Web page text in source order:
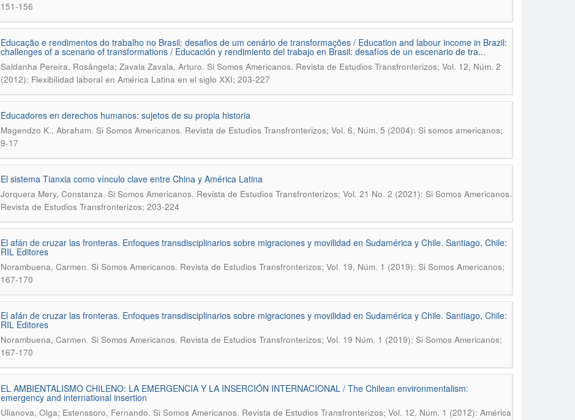
151-156
Educação e rendimentos do trabalho no Brasil: desafios de um cenário de transformações / Education and labour income in Brazil:
challenges of a scenario of transformations / Educación y rendimiento del trabajo en Brasil: desafíos de un escenario de tra...
Saldanha Pereira, Rosângela; Zavala Zavala, Arturo. Si Somos Americanos. Revista de Estudios Transfronterizos; Vol. 12, Núm. 2
(2012): Flexibilidad laboral en América Latina en el siglo XXI; 203-227
Educadores en derechos humanos: sujetos de su propia historia
Magendzo K., Abraham. Si Somos Americanos. Revista de Estudios Transfronterizos; Vol. 6, Núm. 5 (2004): Si somos americanos;
9-17
El sistema Tianxia como vínculo clave entre China y América Latina
Jorquera Mery, Constanza. Si Somos Americanos. Revista de Estudios Transfronterizos; Vol. 21 No. 2 (2021): Si Somos Americanos.
Revista de Estudios Transfronterizos; 203-224
El afán de cruzar las fronteras. Enfoques transdisciplinarios sobre migraciones y movilidad en Sudamérica y Chile. Santiago, Chile:
RIL Editores
Norambuena, Carmen. Si Somos Americanos. Revista de Estudios Transfronterizos; Vol. 19, Núm. 1 (2019): Si Somos Americanos;
167-170
El afán de cruzar las fronteras. Enfoques transdisciplinarios sobre migraciones y movilidad en Sudamérica y Chile. Santiago, Chile:
RIL Editores
Norambuena, Carmen. Si Somos Americanos. Revista de Estudios Transfronterizos; Vol. 19 Núm. 1 (2019): Si Somos Americanos;
167-170
EL AMBIENTALISMO CHILENO: LA EMERGENCIA Y LA INSERCIÓN INTERNACIONAL / The Chilean environmentalism:
emergency and international insertion
Ulianova, Olga; Estenssoro, Fernando. Si Somos Americanos. Revista de Estudios Transfronterizos; Vol. 12, Núm. 1 (2012): América